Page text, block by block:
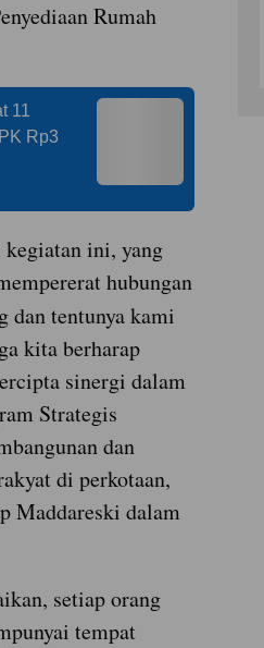
Rumah
11
Rp3
kegiatan ini, yang
hubungan
dan tentunya kami
kita berharap
sinergi dalam
Strategis
dan
di perkotaan,
Maddareski dalam
setiap orang
tempat